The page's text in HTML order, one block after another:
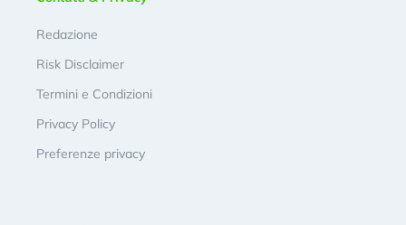
Redazione
Risk Disclaimer
Termini e Condizioni
Privacy Policy
Preferenze privacy